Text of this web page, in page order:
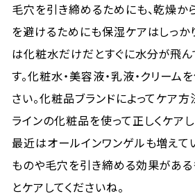
毛穴を引き締めるためにも、乾燥
を避けるためにも保湿ケアはしっか
は化粧水だけだとすぐに水分が飛ん
す。化粧水・美容液・乳液・クリーム
さい。化粧品ブランドによってケア
ラインの化粧品を使って正しくケアし
最近はオールインワンゲルも増えて
ものや毛穴を引き締める効果がある
とケアしてくださいね。